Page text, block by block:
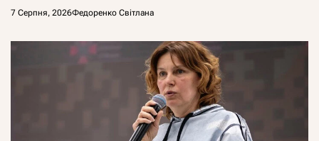
7 Серпня, 2026Федоренко Світлана